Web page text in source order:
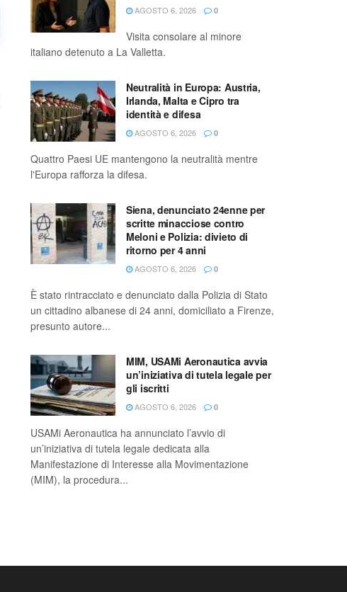
AGOSTO 6, 2026 0
Visita consolare al minore
italiano detenuto a La Valletta.
Neutralità in Europa: Austria,
Irlanda, Malta e Cipro tra
identità e difesa
AGOSTO 6, 2026 0
Quattro Paesi UE mantengono la neutralità mentre
l'Europa rafforza la difesa.
Siena, denunciato 24enne per
scritte minacciose contro
Meloni e Polizia: divieto di
ritorno per 4 anni
AGOSTO 6, 2026 0
È stato rintracciato e denunciato dalla Polizia di Stato
un cittadino albanese di 24 anni, domiciliato a Firenze,
presunto autore...
MIM, USAMi Aeronautica avvia
un’iniziativa di tutela legale per
gli iscritti
AGOSTO 6, 2026 0
USAMi Aeronautica ha annunciato l’avvio di
un’iniziativa di tutela legale dedicata alla
Manifestazione di Interesse alla Movimentazione
(MIM), la procedura...